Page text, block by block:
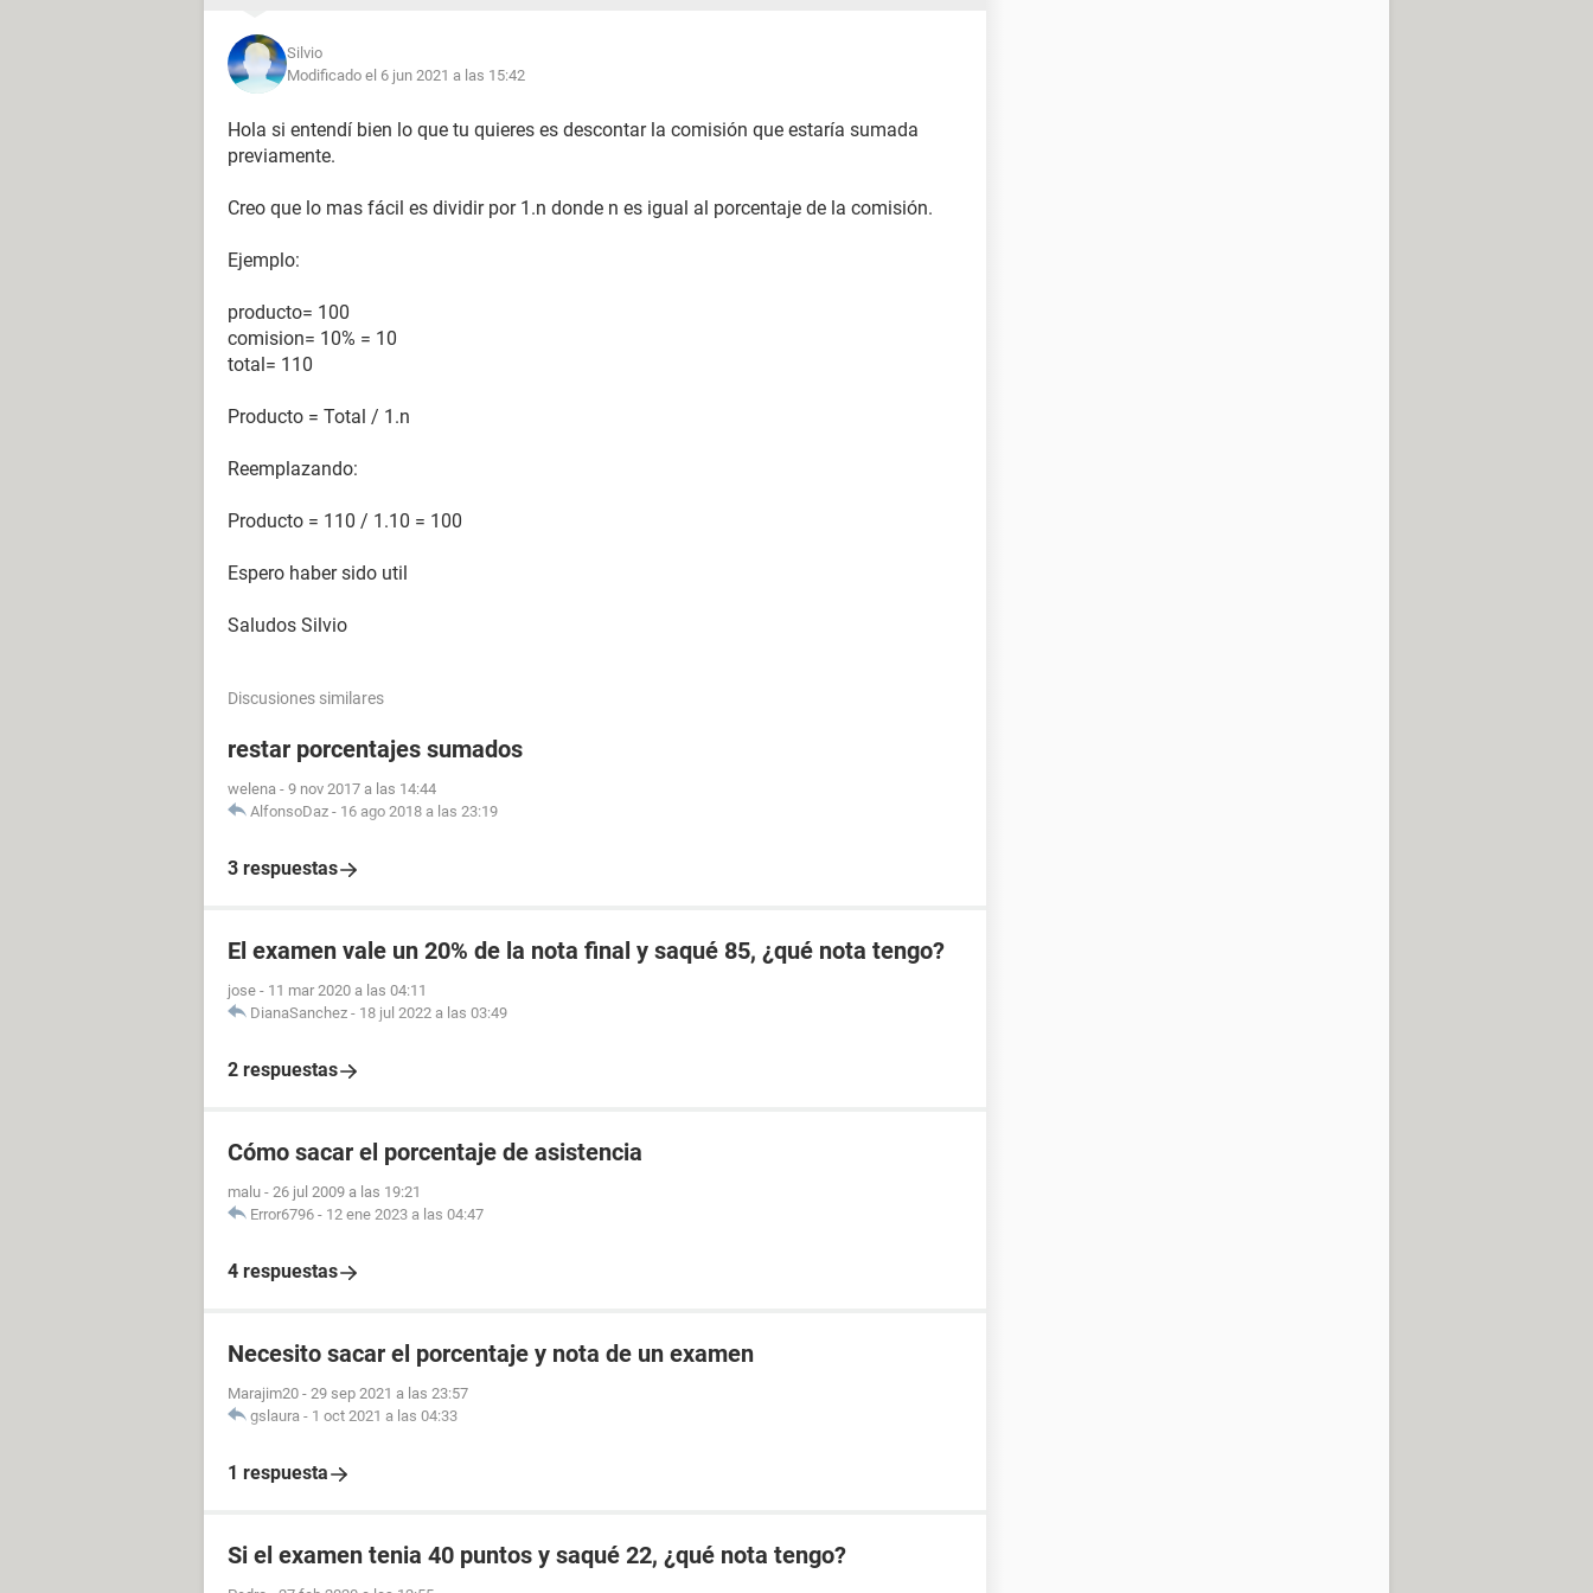
Silvio
Modificado el 6 jun 2021 a las 15:42
Hola si entendí bien lo que tu quieres es descontar la comisión que estaría sumada
previamente.
Creo que lo mas fácil es dividir por 1.n donde n es igual al porcentaje de la comisión.
Ejemplo:
producto= 100
comision= 10% = 10
total= 110
Producto = Total / 1.n
Reemplazando:
Producto = 110 / 1.10 = 100
Espero haber sido util
Saludos Silvio
Discusiones similares
restar porcentajes sumados
welena - 9 nov 2017 a las 14:44
AlfonsoDaz - 16 ago 2018 a las 23:19
3 respuestas
El examen vale un 20% de la nota final y saqué 85, ¿qué nota tengo?
jose - 11 mar 2020 a las 04:11
DianaSanchez - 18 jul 2022 a las 03:49
2 respuestas
Cómo sacar el porcentaje de asistencia
malu - 26 jul 2009 a las 19:21
Error6796 - 12 ene 2023 a las 04:47
4 respuestas
Necesito sacar el porcentaje y nota de un examen
Marajim20 - 29 sep 2021 a las 23:57
gslaura - 1 oct 2021 a las 04:33
1 respuesta
Si el examen tenia 40 puntos y saqué 22, ¿qué nota tengo?